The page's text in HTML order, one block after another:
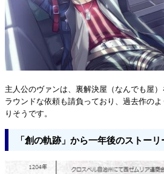
主人公のヴァンは、裏解決屋（なんでも屋
ラウンドな依頼も請負っており、過去作の
りそうです。
「創の軌跡」から一年後のストーリ